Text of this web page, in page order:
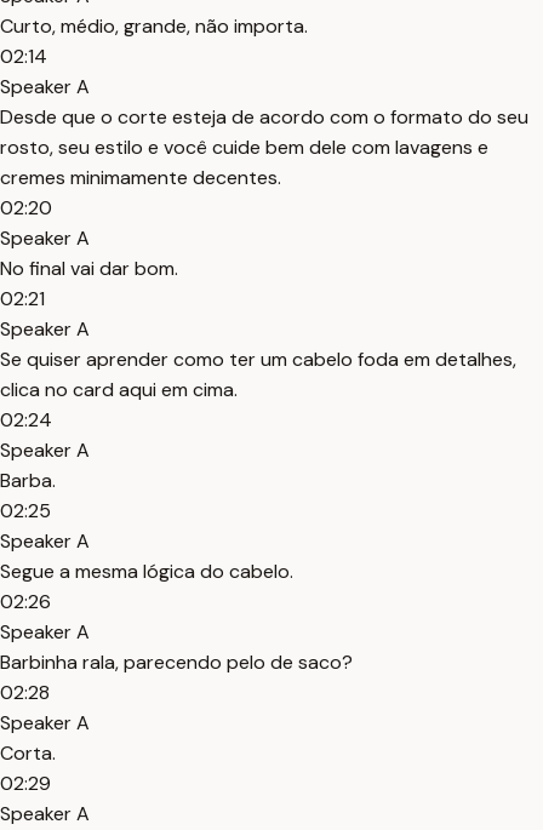
Curto, médio, grande, não importa.
02:14
Speaker A
Desde que o corte esteja de acordo com o formato do seu
rosto, seu estilo e você cuide bem dele com lavagens e
cremes minimamente decentes.
02:20
Speaker A
No final vai dar bom.
02:21
Speaker A
Se quiser aprender como ter um cabelo foda em detalhes,
clica no card aqui em cima.
02:24
Speaker A
Barba.
02:25
Speaker A
Segue a mesma lógica do cabelo.
02:26
Speaker A
Barbinha rala, parecendo pelo de saco?
02:28
Speaker A
Corta.
02:29
Speaker A